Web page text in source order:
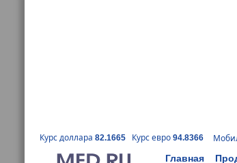
Курс доллара 82.1665 Курс евро 94.8366
Главная